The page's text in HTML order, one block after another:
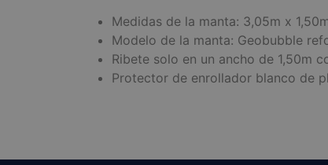
Medidas de la manta: 3,05m x
Modelo de la manta: Geobubble
Ribete solo en un ancho de 1,50m
Protector de enrollador blanco de